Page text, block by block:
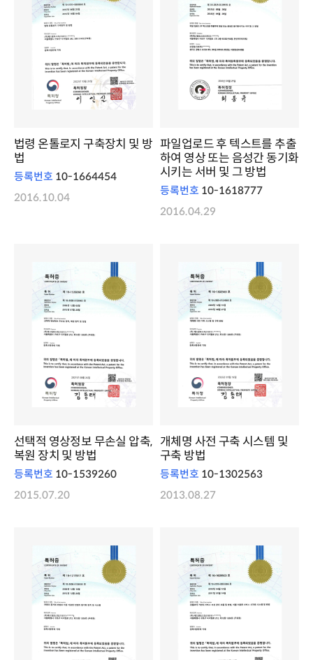
법령 온톨로지 구축장치 및 방
법
등록번호 10-1664454
2016.10.04
파일업로드 후 텍스트를 추출
하여 영상 또는 음성간 동기화
시키는 서버 및 그 방법
등록번호 10-1618777
2016.04.29
선택적 영상정보 무손실 압축,
복원 장치 및 방법
등록번호 10-1539260
2015.07.20
개체명 사전 구축 시스템 및
구축 방법
등록번호 10-1302563
2013.08.27